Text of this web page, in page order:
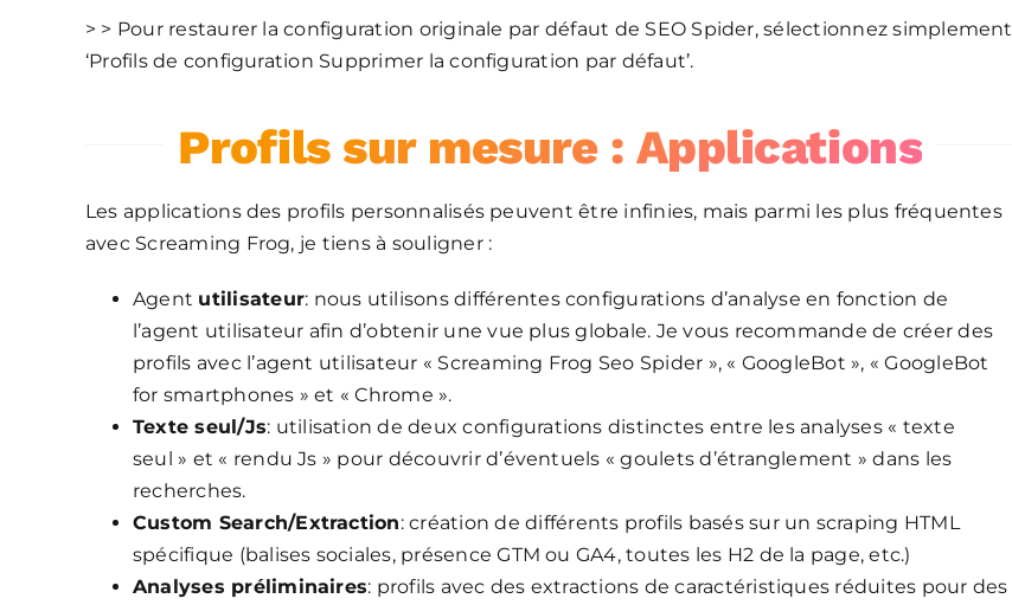
> > Pour restaurer la configuration originale par défaut de SEO Spider, sélectionnez simplement
‘Profils de configuration Supprimer la configuration par défaut’.
Profils sur mesure : Applications
Les applications des profils personnalisés peuvent être infinies, mais parmi les plus fréquentes
avec Screaming Frog, je tiens à souligner :
Agent utilisateur: nous utilisons différentes configurations d’analyse en fonction de
l’agent utilisateur afin d’obtenir une vue plus globale. Je vous recommande de créer des
profils avec l’agent utilisateur « Screaming Frog Seo Spider », « GoogleBot », « GoogleBot
for smartphones » et « Chrome ».
Texte seul/Js: utilisation de deux configurations distinctes entre les analyses « texte
seul » et « rendu Js » pour découvrir d’éventuels « goulets d’étranglement » dans les
recherches.
Custom Search/Extraction: création de différents profils basés sur un scraping HTML
spécifique (balises sociales, présence GTM ou GA4, toutes les H2 de la page, etc.)
Analyses préliminaires: profils avec des extractions de caractéristiques réduites pour des